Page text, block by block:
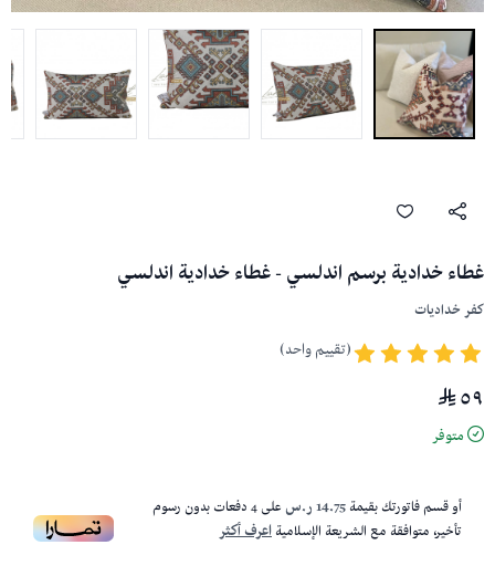
غطاء خدادية برسم اندلسي - غطاء خدادية اندلسي
كفر خداديات
(تقييم واحد)
٥٩
متوفر
أو قسم فاتورتك بقيمة14.75 ر.س على4دفعات بدون رسوم
تأخير، متوافقة مع الشريعة الإسلاميةاعرف أكثر